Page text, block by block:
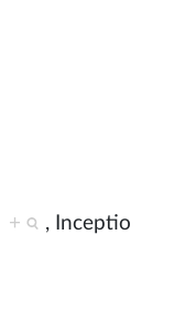
+
, Inceptio